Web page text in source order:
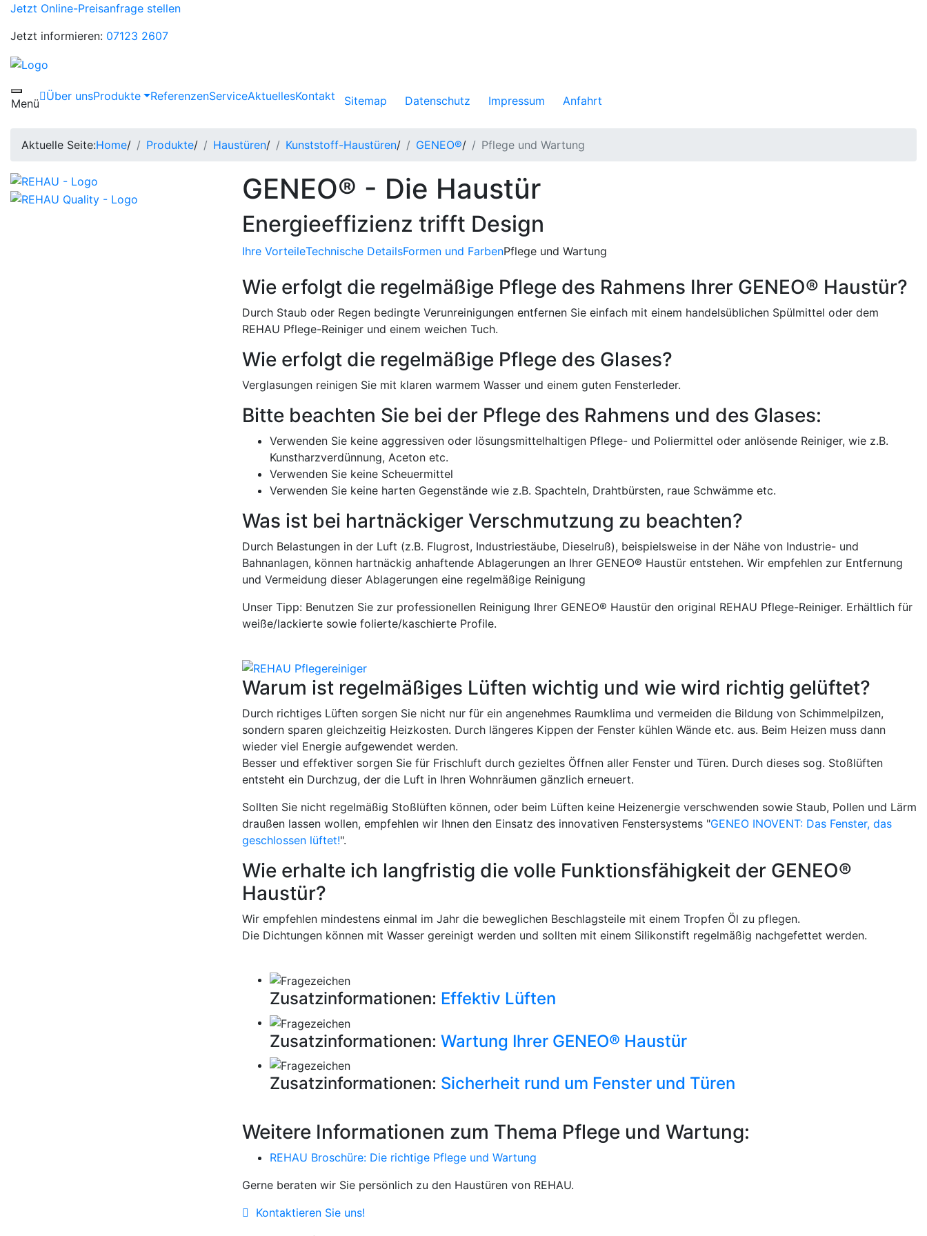
Jetzt Online-Preisanfrage stellen
Jetzt informieren: 07123 2607
Toggle navigation
Menü
Über unsProdukte ReferenzenServiceAktuellesKontakt Sitemap Datenschutz Impressum Anfahrt
Aktuelle Seite:Home/ Produkte/ Haustüren/ Kunststoff-Haustüren/ GENEO®/ Pflege und Wartung
GENEO® - Die Haustür
Energieeffizienz trifft Design
Ihre VorteileTechnische DetailsFormen und FarbenPflege und Wartung
Wie erfolgt die regelmäßige Pflege des Rahmens Ihrer GENEO® Haustür?
Durch Staub oder Regen bedingte Verunreinigungen entfernen Sie einfach mit einem handelsüblichen Spülmittel oder dem
REHAU Pflege-Reiniger und einem weichen Tuch.
Wie erfolgt die regelmäßige Pflege des Glases?
Verglasungen reinigen Sie mit klaren warmem Wasser und einem guten Fensterleder.
Bitte beachten Sie bei der Pflege des Rahmens und des Glases:
Verwenden Sie keine aggressiven oder lösungsmittelhaltigen Pflege- und Poliermittel oder anlösende Reiniger, wie z.B.
Kunstharzverdünnung, Aceton etc.
Verwenden Sie keine Scheuermittel
Verwenden Sie keine harten Gegenstände wie z.B. Spachteln, Drahtbürsten, raue Schwämme etc.
Was ist bei hartnäckiger Verschmutzung zu beachten?
Durch Belastungen in der Luft (z.B. Flugrost, Industriestäube, Dieselruß), beispielsweise in der Nähe von Industrie- und
Bahnanlagen, können hartnäckig anhaftende Ablagerungen an Ihrer GENEO® Haustür entstehen. Wir empfehlen zur Entfernung
und Vermeidung dieser Ablagerungen eine regelmäßige Reinigung
Unser Tipp: Benutzen Sie zur professionellen Reinigung Ihrer GENEO® Haustür den original REHAU Pflege-Reiniger. Erhältlich für
weiße/lackierte sowie folierte/kaschierte Profile.
Warum ist regelmäßiges Lüften wichtig und wie wird richtig gelüftet?
Durch richtiges Lüften sorgen Sie nicht nur für ein angenehmes Raumklima und vermeiden die Bildung von Schimmelpilzen,
sondern sparen gleichzeitig Heizkosten. Durch längeres Kippen der Fenster kühlen Wände etc. aus. Beim Heizen muss dann
wieder viel Energie aufgewendet werden.
Besser und effektiver sorgen Sie für Frischluft durch gezieltes Öffnen aller Fenster und Türen. Durch dieses sog. Stoßlüften
entsteht ein Durchzug, der die Luft in Ihren Wohnräumen gänzlich erneuert.
Sollten Sie nicht regelmäßig Stoßlüften können, oder beim Lüften keine Heizenergie verschwenden sowie Staub, Pollen und Lärm
draußen lassen wollen, empfehlen wir Ihnen den Einsatz des innovativen Fenstersystems "GENEO INOVENT: Das Fenster, das
geschlossen lüftet!".
Wie erhalte ich langfristig die volle Funktionsfähigkeit der GENEO®
Haustür?
Wir empfehlen mindestens einmal im Jahr die beweglichen Beschlagsteile mit einem Tropfen Öl zu pflegen.
Die Dichtungen können mit Wasser gereinigt werden und sollten mit einem Silikonstift regelmäßig nachgefettet werden.
Zusatzinformationen: Effektiv Lüften
Zusatzinformationen: Wartung Ihrer GENEO® Haustür
Zusatzinformationen: Sicherheit rund um Fenster und Türen
Weitere Informationen zum Thema Pflege und Wartung:
REHAU Broschüre: Die richtige Pflege und Wartung
Gerne beraten wir Sie persönlich zu den Haustüren von REHAU.
Kontaktieren Sie uns!